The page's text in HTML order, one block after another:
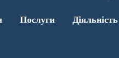
Послуги Діяльність